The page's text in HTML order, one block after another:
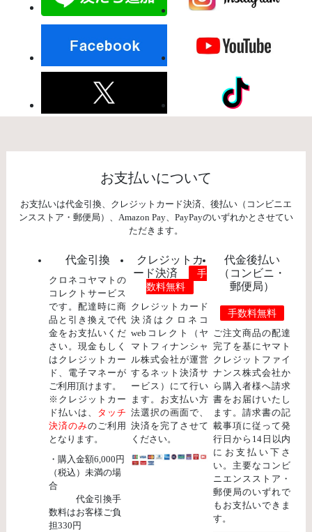
お支払いについて
お支払いは代金引換、クレジットカード決済、後払い（コンビニエ
ンスストア・郵便局）、Amazon Pay、PayPayのいずれかとさせてい
ただきます。
代金引換
クロネコヤマトの
コレクトサービス
です。配達時に商
品と引き換えで代
金をお支払いくだ
さい。現金もしく
はクレジットカー
ド、電子マネーが
ご利用頂けます。
※クレジットカー
ド払いは、 タッチ
決済のみのご利用
となります。
・購入金額6,000円
（税込）未満の場
合
代金引換手
数料はお客様ご負
担330円
クレジットカ
ード決済
手
数料無料
クレジットカード
決済はクロネコ
webコレクト（ヤ
マトフィナンシャ
ル株式会社が運営
するネット決済サ
ービス）にて行い
ます。お支払い方
法選択の画面で、
決済を完了させて
ください。
代金後払い
（コンビニ・
郵便局）
手数料無料
ご注文商品の配達
完了を基にヤマト
クレジットファイ
ナンス株式会社か
ら購入者様へ請求
書をお届けいたし
ます。請求書の記
載事項に従って発
行日から14日以内
にお支払い下さ
い。主要なコンビ
ニエンスストア・
郵便局のいずれで
もお支払いできま
す。